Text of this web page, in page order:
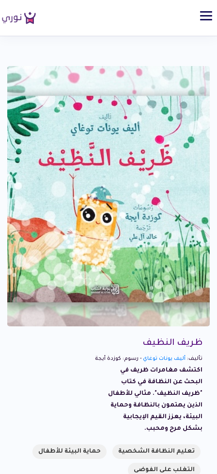
ظريف النظيف
تأليف: أليف يونات توغاي - رسوم: كوزدة أيجة
اكتشف مغامرات ظريف في
البحث عن النظافة في كتاب
"ظريف النظيف". مثالي للأطفال
الذين يهتمون بالنظافة وحماية
البيئة، يعزز القيم الإيجابية
بشكل مرح ومحبب.
تعليم النظافة الشخصية حماية البيئة للأطفال
التغلب على الفوضى